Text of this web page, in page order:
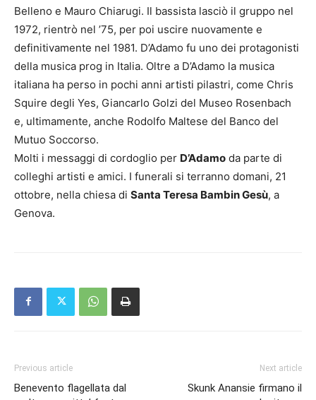
Belleno e Mauro Chiarugi. Il bassista lasciò il gruppo nel
1972, rientrò nel ’75, per poi uscire nuovamente e
definitivamente nel 1981. D’Adamo fu uno dei protagonisti
della musica prog in Italia. Oltre a D’Adamo la musica
italiana ha perso in pochi anni artisti pilastri, come Chris
Squire degli Yes, Giancarlo Golzi del Museo Rosenbach
e, ultimamente, anche Rodolfo Maltese del Banco del
Mutuo Soccorso.
Molti i messaggi di cordoglio per D’Adamo da parte di
colleghi artisti e amici. I funerali si terranno domani, 21
ottobre, nella chiesa di Santa Teresa Bambin Gesù, a
Genova.
Previous article
Benevento flagellata dal
Next article
Skunk Anansie firmano il